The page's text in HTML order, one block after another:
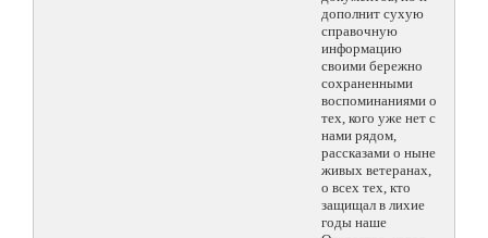
дополнит сухую
справочную
информацию
своими бережно
сохраненными
воспоминаниями о
тех, кого уже нет с
нами рядом,
рассказами о ныне
живых ветеранах,
о всех тех, кто
защищал в лихие
годы наше